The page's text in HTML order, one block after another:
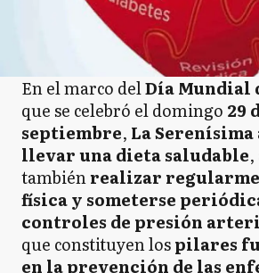
En el marco delDía Mundial
que se celebró el domingo 29
septiembre, La Serenísima
llevar una dieta saludable
tambiénrealizar
física y someterse
controles de presión
que constituyen lospilares
en la prevención de las